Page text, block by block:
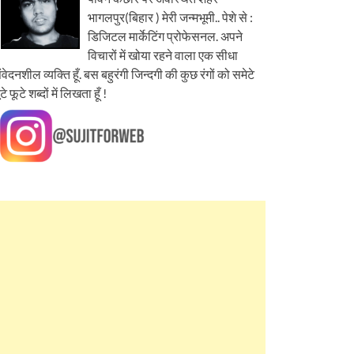
भागलपुर(बिहार ) मेरी जन्मभूमी.. पेशे से :
डिजिटल मार्केटिंग प्रोफेसनल. अपने
विचारों में खोया रहने वाला एक सीधा
व्यक्ति हूँ. बस बहुरंगी जिन्दगी की कुछ रंगों को समेटे
फूटे शब्दों में लिखता हूँ !